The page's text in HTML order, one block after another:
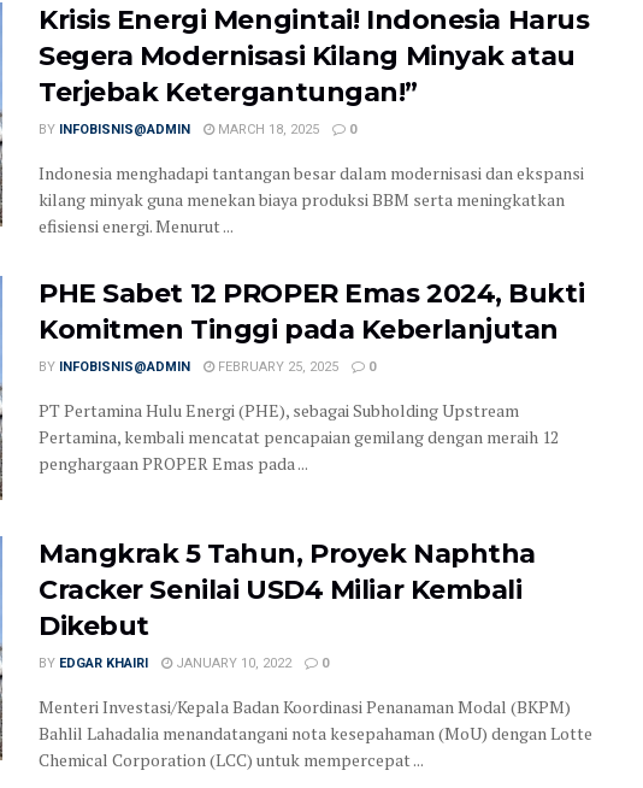
Krisis Energi Mengintai! Indonesia Harus
Segera Modernisasi Kilang Minyak atau
Terjebak Ketergantungan!”
BY INFOBISNIS@ADMIN MARCH 18, 2025 0
Indonesia menghadapi tantangan besar dalam modernisasi dan ekspansi
kilang minyak guna menekan biaya produksi BBM serta meningkatkan
efisiensi energi. Menurut ...
PHE Sabet 12 PROPER Emas 2024, Bukti
Komitmen Tinggi pada Keberlanjutan
BY INFOBISNIS@ADMIN FEBRUARY 25, 2025 0
PT Pertamina Hulu Energi (PHE), sebagai Subholding Upstream
Pertamina, kembali mencatat pencapaian gemilang dengan meraih 12
penghargaan PROPER Emas pada ...
Mangkrak 5 Tahun, Proyek Naphtha
Cracker Senilai USD4 Miliar Kembali
Dikebut
BY EDGAR KHAIRI JANUARY 10, 2022 0
Menteri Investasi/Kepala Badan Koordinasi Penanaman Modal (BKPM)
Bahlil Lahadalia menandatangani nota kesepahaman (MoU) dengan Lotte
Chemical Corporation (LCC) untuk mempercepat ...